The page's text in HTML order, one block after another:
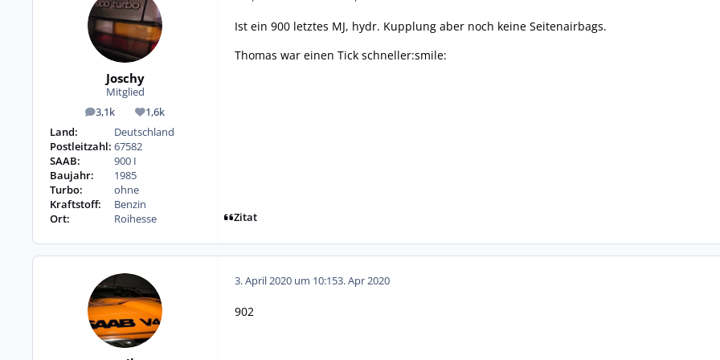
Joschy
Mitglied
3,1k
Beiträge 1,6k
Reputation
Land:
Deutschland
Postleitzahl: 67582
SAAB:
900 I
Baujahr:
1985
Turbo:
ohne
Kraftstoff:
Benzin
Ort:
Roihesse
Ist ein 900 letztes MJ, hydr. Kupplung aber noch keine Seitenairbags.
Thomas war einen Tick schneller:smile:
Zitat
3. April 2020 um 10:153. Apr 2020
902